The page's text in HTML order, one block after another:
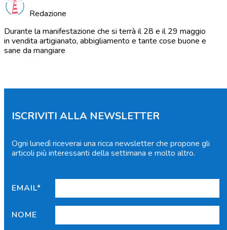
Redazione
Durante la manifestazione che si terrà il 28 e il 29 maggio
in vendita artigianato, abbigliamento e tante cose buone e
sane da mangiare
ISCRIVITI ALLA NEWSLETTER
Ogni lunedì riceverai una ricca newsletter che propone gli
articoli più interessanti della settimana e molto altro.
EMAIL*
NOME